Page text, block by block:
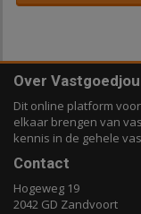
Over
Dit online platform
elkaar brengen van
kennis in de gehele
Contact
Hogeweg 19
2042 GD Zandvoort